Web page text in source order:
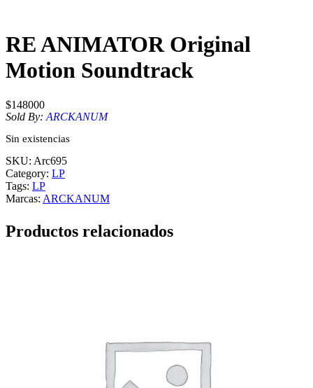
RE ANIMATOR Original
Motion Soundtrack
$148000
Sold By: ARCKANUM
Sin existencias
SKU: Arc695
Category: LP
Tags: LP
Marcas: ARCKANUM
Productos relacionados